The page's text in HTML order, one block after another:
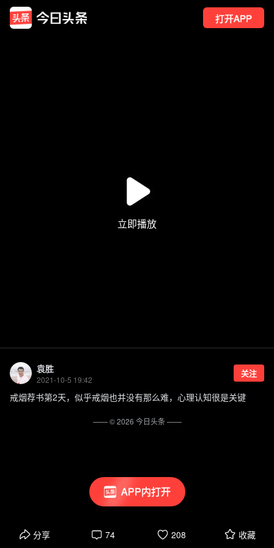
打开APP
APP内打开
袁胜
2021-10-5 19:42
关注
戒烟荐书第2天，似乎戒烟也并没有那么难，心理认知很是关键
分享 74 208 收藏
—— ©2026 今日头条——